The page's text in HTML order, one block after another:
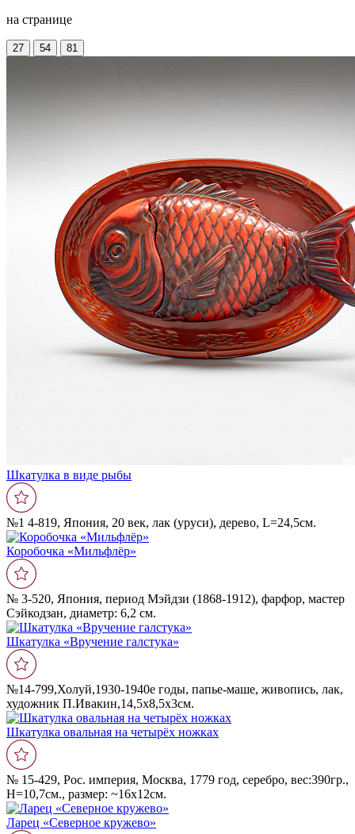
на странице
27 54 81
Шкатулка в виде рыбы
№1 4-819, Япония, 20 век, лак (уруси), дерево, L=24,5см.
Коробочка «Мильфлëр»
№ 3-520, Япония, период Мэйдзи (1868-1912), фарфор, мастер
Сэйкодзан, диаметр: 6,2 см.
Шкатулка «Вручение галстука»
№14-799,Холуй,1930-1940е годы, папье-маше, живопись, лак,
художник П.Ивакин,14,5х8,5х3см.
Шкатулка овальная на четырëх ножках
№ 15-429, Рос. империя, Москва, 1779 год, серебро, вес:390гр.,
Н=10,7см., размер: ~16x12см.
Ларец «Северное кружево»